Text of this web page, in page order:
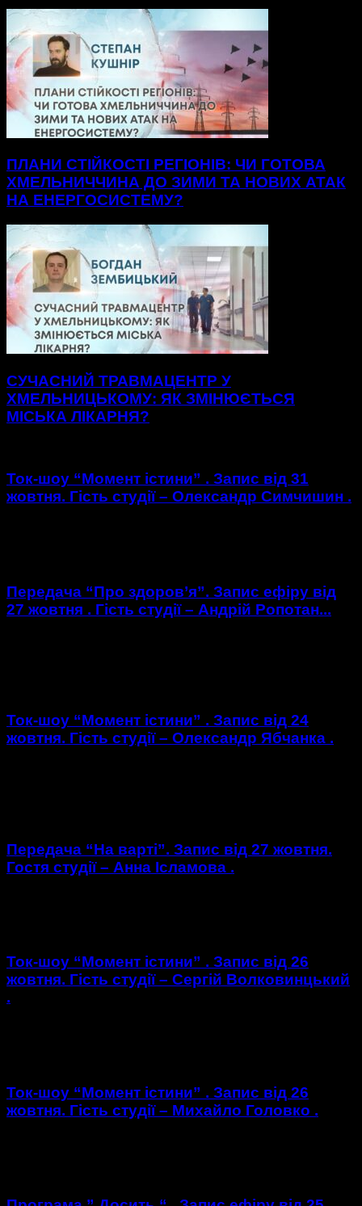
ПЛАНИ СТІЙКОСТІ РЕГІОНІВ: ЧИ ГОТОВА
ХМЕЛЬНИЧЧИНА ДО ЗИМИ ТА НОВИХ АТАК
НА ЕНЕРГОСИСТЕМУ?
СУЧАСНИЙ ТРАВМАЦЕНТР У
ХМЕЛЬНИЦЬКОМУ: ЯК ЗМІНЮЄТЬСЯ
МІСЬКА ЛІКАРНЯ?
Ток-шоу “Момент істини” . Запис від 31
жовтня. Гість студії – Олександр Симчишин .
Передача “Про здоров’я”. Запис ефіру від
27 жовтня . Гість студії – Андрій Ропотан...
Ток-шоу “Момент істини” . Запис від 24
жовтня. Гість студії – Олександр Ябчанка .
Передача “На варті”. Запис від 27 жовтня.
Гостя студії – Анна Ісламова .
Ток-шоу “Момент істини” . Запис від 26
жовтня. Гість студії – Сергій Волковинцький
.
Ток-шоу “Момент істини” . Запис від 26
жовтня. Гість студії – Михайло Головко .